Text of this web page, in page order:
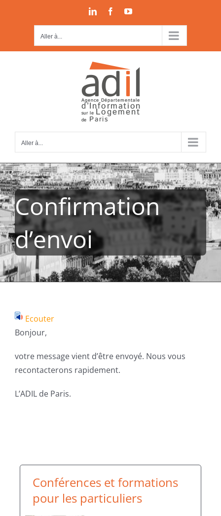
LinkedInFacebookYouTube
Aller à...
Aller à...
Confirmation
d’envoi
Ecouter
Bonjour,
votre message vient d’être envoyé. Nous vous
recontacterons rapidement.
L’ADIL de Paris.
Conférences et formations
pour les particuliers